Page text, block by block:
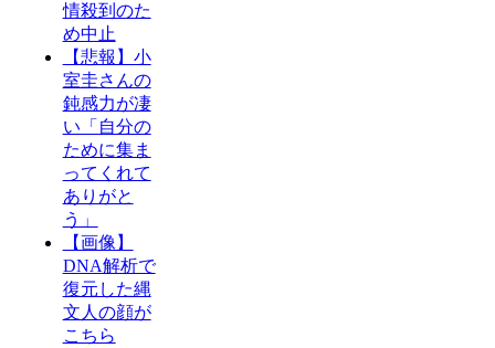
情殺到のた
め中止
【悲報】小
室圭さんの
鈍感力が凄
い「自分の
ために集ま
ってくれて
ありがと
う」
【画像】
DNA解析で
復元した縄
文人の顔が
こちら